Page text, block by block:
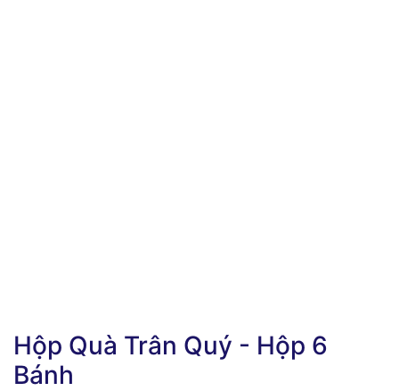
Hộp Quà Trân Quý - Hộp 6
Bánh